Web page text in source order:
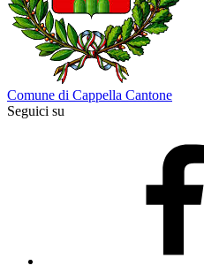
Comune di Cappella Cantone
Seguici su